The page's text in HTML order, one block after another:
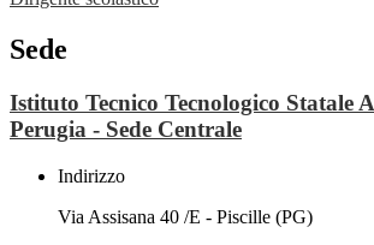
Sede
Istituto Tecnico Tecnologico Statale
Perugia - Sede Centrale
Indirizzo
Via Assisana 40 /E - Piscille (PG)